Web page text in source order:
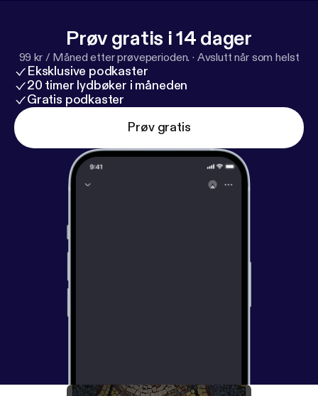
Prøv gratis i 14 dager
99 kr / Måned etter prøveperioden. · Avslutt når som helst
Eksklusive podkaster
20 timer lydbøker i måneden
Gratis podkaster
Prøv gratis